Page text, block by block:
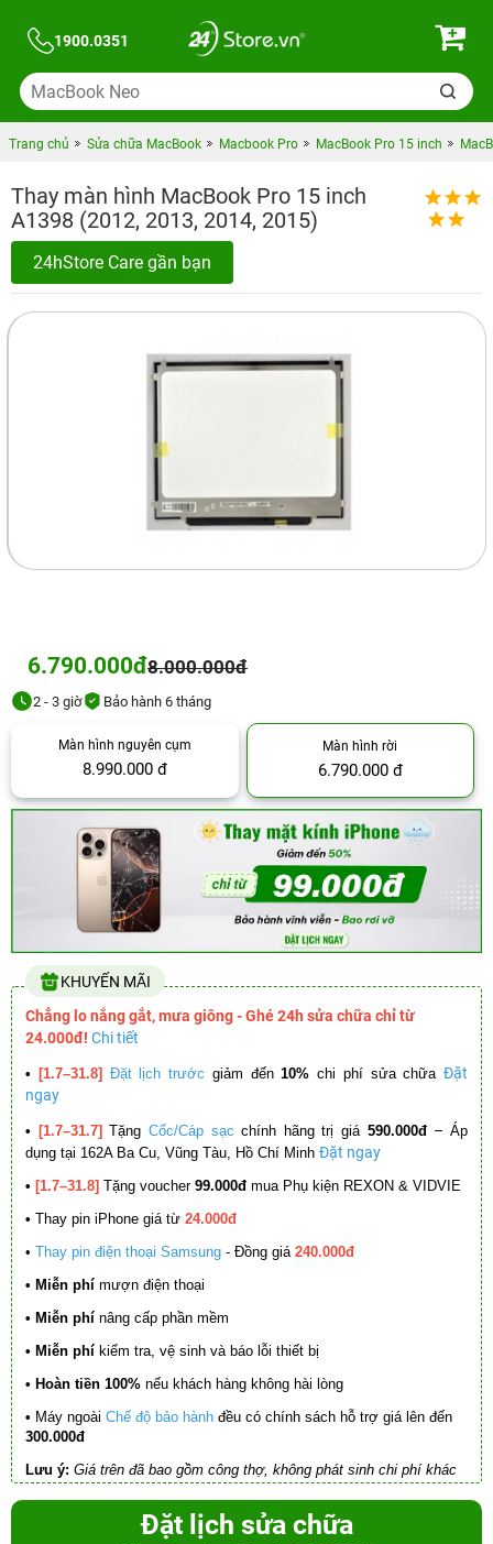
1900.0351
Trang chủ Sửa chữa MacBook Macbook Pro MacBook Pro 15 inch
Thay màn hình MacBook Pro 15 inch
A1398 (2012, 2013, 2014, 2015)
24hStore Care gần bạn
6.790.000đ8.000.000đ
2 - 3 giờ Bảo hành 6 tháng
Màn hình nguyên cụm
8.990.000 đ
Màn hình rời
6.790.000 đ
KHUYẾN MÃI
Chẳng lo nắng gắt, mưa giông - Ghé 24h sửa chữa chỉ từ
24.000đ! Chi tiết
• [1.7–31.8] Đặt lịch trước giảm đến10% chi phí sửa chữa Đặt
ngay
• [1.7–31.7] Tặng Cốc/Cáp sạc chính hãng trị giá 590.000đ –Áp
dụng tại 162A Ba Cu, Vũng Tàu, Hồ Chí Minh Đặt ngay
• [1.7–31.8] Tặng voucher 99.000đ mua Phụ kiện REXON & VIDVIE
• Thay pin iPhone giá từ 24.000đ
• Thay pin điện thoại Samsung - Đồng giá 240.000đ
• Miễn phí mượn điện thoại
• Miễn phí nâng cấp phần mềm
• Miễn phí kiểm tra, vệ sinh và báo lỗi thiết bị
• Hoàn tiền 100% nếu khách hàng không hài lòng
• Máy ngoài Chế độ bảo hành đều có chính sách hỗ trợ giá lên đến
300.000đ
Lưu ý: Giá trên đã bao gồm công thợ, không phát sinh chi phí khác
Đặt lịch sửa chữa